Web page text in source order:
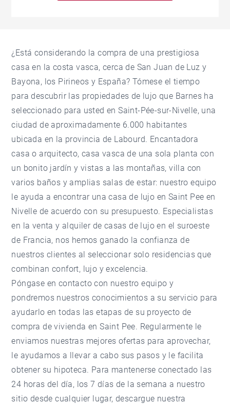
¿Está considerando la compra de una prestigiosa
casa en la costa vasca, cerca de San Juan de Luz y
Bayona, los Pirineos y España? Tómese el tiempo
para descubrir las propiedades de lujo que Barnes ha
seleccionado para usted en Saint-Pée-sur-Nivelle, una
ciudad de aproximadamente 6.000 habitantes
ubicada en la provincia de Labourd. Encantadora
casa o arquitecto, casa vasca de una sola planta con
un bonito jardín y vistas a las montañas, villa con
varios baños y amplias salas de estar: nuestro equipo
le ayuda a encontrar una casa de lujo en Saint Pee en
Nivelle de acuerdo con su presupuesto. Especialistas
en la venta y alquiler de casas de lujo en el suroeste
de Francia, nos hemos ganado la confianza de
nuestros clientes al seleccionar solo residencias que
combinan confort, lujo y excelencia.
Póngase en contacto con nuestro equipo y
pondremos nuestros conocimientos a su servicio para
ayudarlo en todas las etapas de su proyecto de
compra de vivienda en Saint Pee. Regularmente le
enviamos nuestras mejores ofertas para aprovechar,
le ayudamos a llevar a cabo sus pasos y le facilita
obtener su hipoteca. Para mantenerse conectado las
24 horas del día, los 7 días de la semana a nuestro
sitio desde cualquier lugar, descargue nuestra